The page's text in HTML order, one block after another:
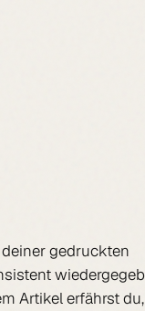
gedruckten
Artikel erfährst du,